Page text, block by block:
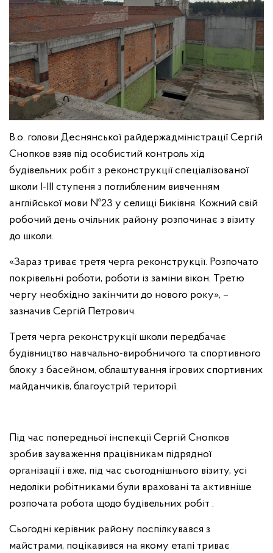
В.о. голови Деснянської райдержадміністрації Сергій
Снопков взяв під особистий контроль хід
будівельних робіт з реконструкції спеціалізованої
школи І-ІІІ ступеня з поглибленим вивченням
англійської мови №23 у селищі Биківня. Кожний свій
робочий день очільник району розпочинає з візиту
до школи.
«Зараз триває третя черга реконструкції. Розпочато
покрівельні роботи, роботи із заміни вікон. Третю
чергу необхідно закінчити до нового року», –
зазначив Сергій Петрович.
Третя черга реконструкції школи передбачає
будівництво навчально-виробничого та спортивного
блоку з басейном, облаштування ігрових спортивних
майданчиків, благоустрій території.
Під час попередньої інспекції Сергій Снопков
зробив зауваження працівникам підрядної
організації і вже, під час сьогоднішнього візиту, усі
недоліки робітниками були враховані та активніше
розпочата робота щодо будівельних робіт .
Сьогодні керівник району поспілкувався з
майстрами, поцікавився на якому етапі триває